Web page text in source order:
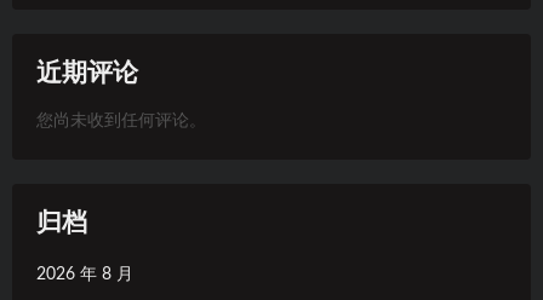
近期评论
您尚未收到任何评论。
归档
2026 年 8 月